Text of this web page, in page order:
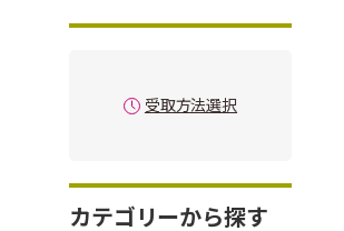
受取方法選択
カテゴリーから探す